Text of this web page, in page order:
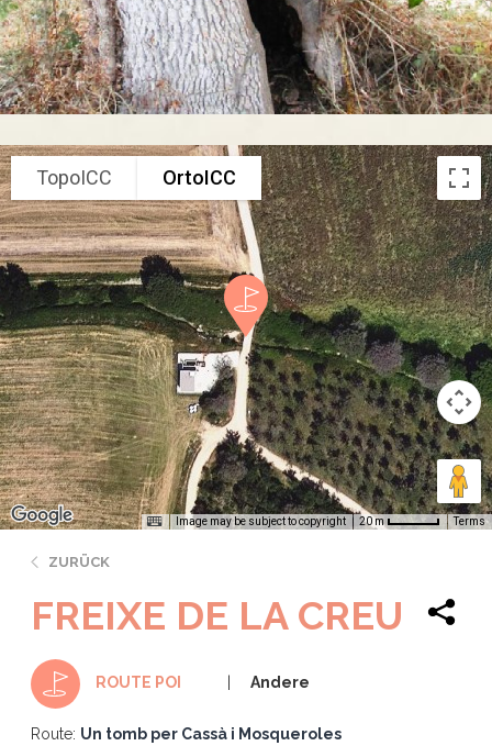
TopoICC OrtoICC
Image may be subject to copyright 20 m Terms
ZURÜCK
FREIXE DE LA CREU
ROUTE POI Andere
Route: Un tomb per Cassà i Mosqueroles